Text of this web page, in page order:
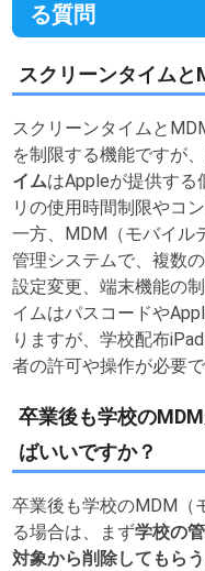
る質問
スクリーンタイムと
スクリーンタイムと
を制限する機能ですが
イムはAppleが提供する
リの使用時間制限やコ
一方、MDM（モバイル
管理システムで、複数
設定変更、端末機能の
イムはパスコードや
りますが、学校配布
者の許可や操作が必要で
卒業後も学校の
ばいいですか？
卒業後も学校のMDM（
る場合は、まず学校の
対象から削除してもら